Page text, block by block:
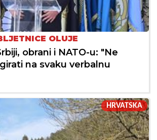
OLUJE
obrani i NATO-u: "Ne
na svaku verbalnu
HRVATSKA